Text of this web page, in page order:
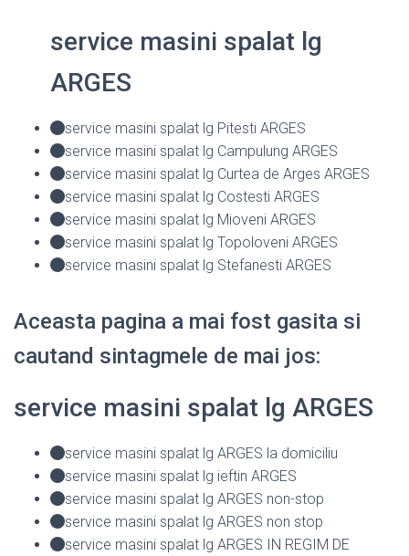
service masini spalat lg
ARGES
service masini spalat lg Pitesti ARGES
service masini spalat lg Campulung ARGES
service masini spalat lg Curtea de Arges ARGES
service masini spalat lg Costesti ARGES
service masini spalat lg Mioveni ARGES
service masini spalat lg Topoloveni ARGES
service masini spalat lg Stefanesti ARGES
Aceasta pagina a mai fost gasita si
cautand sintagmele de mai jos:
service masini spalat lg ARGES
service masini spalat lg ARGES la domiciliu
service masini spalat lg ieftin ARGES
service masini spalat lg ARGES non-stop
service masini spalat lg ARGES non stop
service masini spalat lg ARGES IN REGIM DE